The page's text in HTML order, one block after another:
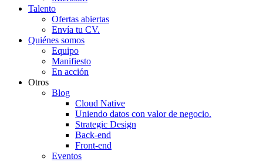
Talento
Ofertas abiertas
Envía tu CV.
Quiénes somos
Equipo
Manifiesto
En acción
Otros
Blog
Cloud Native
Uniendo datos con valor de negocio.
Strategic Design
Back-end
Front-end
Eventos